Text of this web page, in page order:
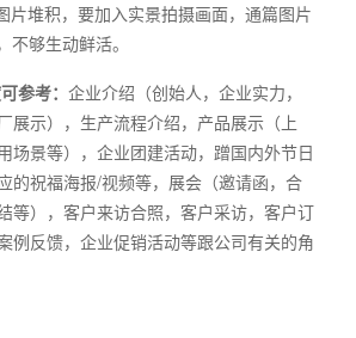
片堆积，要加入实景拍摄画面，通篇图片
够生动鲜活。
参考： 企业介绍（创始人，企业实力，
展示），生产流程介绍，产品展示（上
场景等），企业团建活动，蹭国内外节日
的祝福海报/视频等，展会（邀请函，合
等），客户来访合照，客户采访，客户订
例反馈，企业促销活动等跟公司有关的角